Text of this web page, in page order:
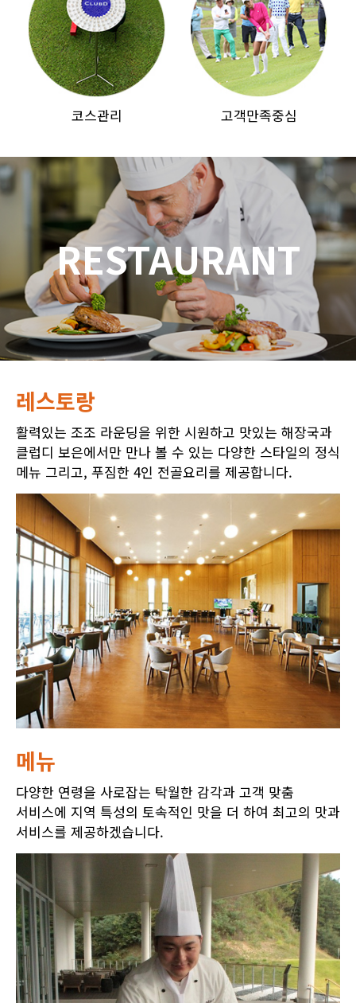
코스관리 고객만족중심
RESTAURANT
레스토랑
활력있는 조조 라운딩을 위한 시원하고 맛있는 해장국과
클럽디 보은에서만 만나 볼 수 있는 다양한 스타일의 정식
메뉴 그리고, 푸짐한 4인 전골요리를 제공합니다.
메뉴
다양한 연령을 사로잡는 탁월한 감각과 고객 맞춤
서비스에 지역 특성의 토속적인 맛을 더 하여 최고의 맛과
서비스를 제공하겠습니다.